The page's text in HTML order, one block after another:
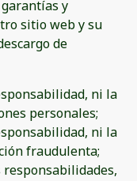
y
sitio web y su
de
ni la
personales;
ni la
fraudulenta;